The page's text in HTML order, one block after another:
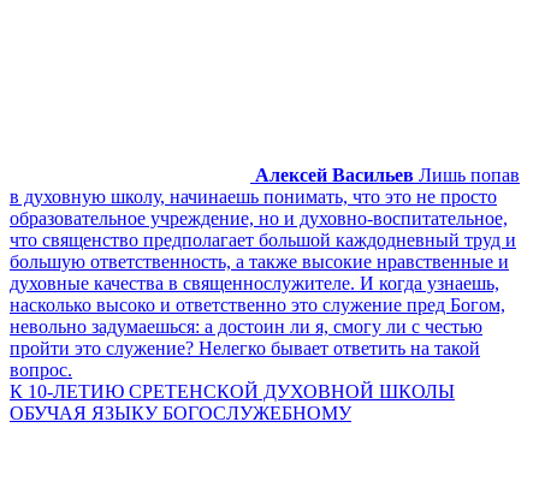
Алексей Васильев Лишь попав
в духовную школу, начинаешь понимать, что это не просто
образовательное учреждение, но и духовно-воспитательное,
что священство предполагает большой каждодневный труд и
большую ответственность, а также высокие нравственные и
духовные качества в священнослужителе. И когда узнаешь,
насколько высоко и ответственно это служение пред Богом,
невольно задумаешься: а достоин ли я, смогу ли с честью
пройти это служение? Нелегко бывает ответить на такой
вопрос.
К 10-ЛЕТИЮ СРЕТЕНСКОЙ ДУХОВНОЙ ШКОЛЫ
ОБУЧАЯ ЯЗЫКУ БОГОСЛУЖЕБНОМУ